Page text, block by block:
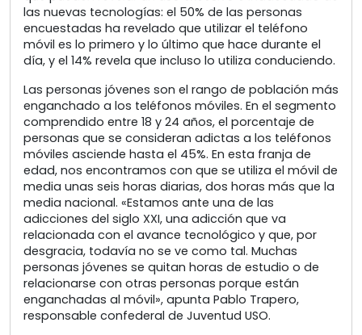
las nuevas tecnologías: el 50% de las personas
encuestadas ha revelado que utilizar el teléfono
móvil es lo primero y lo último que hace durante el
día, y el 14% revela que incluso lo utiliza conduciendo.
Las personas jóvenes son el rango de población más
enganchado a los teléfonos móviles. En el segmento
comprendido entre 18 y 24 años, el porcentaje de
personas que se consideran adictas a los teléfonos
móviles asciende hasta el 45%. En esta franja de
edad, nos encontramos con que se utiliza el móvil de
media unas seis horas diarias, dos horas más que la
media nacional. «Estamos ante una de las
adicciones del siglo XXI, una adicción que va
relacionada con el avance tecnológico y que, por
desgracia, todavía no se ve como tal. Muchas
personas jóvenes se quitan horas de estudio o de
relacionarse con otras personas porque están
enganchadas al móvil», apunta Pablo Trapero,
responsable confederal de Juventud USO.